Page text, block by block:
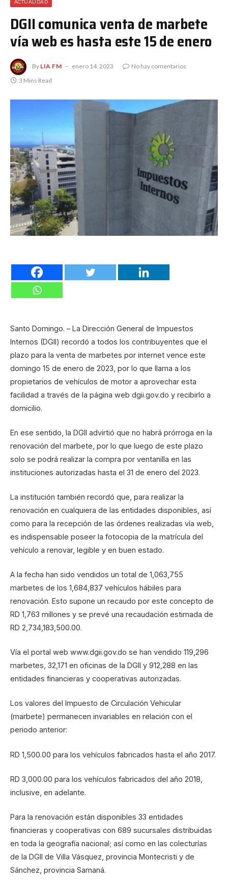
ACTUALIDAD
DGII comunica venta de marbete
vía web es hasta este 15 de enero
By LIA FM enero 14, 2023
No hay comentarios
3 Mins Read
Santo Domingo. – La Dirección General de Impuestos
Internos (DGII) recordó a todos los contribuyentes que el
plazo para la venta de marbetes por internet vence este
domingo 15 de enero de 2023, por lo que llama a los
propietarios de vehículos de motor a aprovechar esta
facilidad a través de la página web dgii.gov.do y recibirlo a
domicilio.
En ese sentido, la DGII advirtió que no habrá prórroga en la
renovación del marbete, por lo que luego de este plazo
solo se podrá realizar la compra por ventanilla en las
instituciones autorizadas hasta el 31 de enero del 2023.
La institución también recordó que, para realizar la
renovación en cualquiera de las entidades disponibles, así
como para la recepción de las órdenes realizadas vía web,
es indispensable poseer la fotocopia de la matrícula del
vehículo a renovar, legible y en buen estado.
A la fecha han sido vendidos un total de 1,063,755
marbetes de los 1,684,837 vehículos hábiles para
renovación. Esto supone un recaudo por este concepto de
RD 1,763 millones y se prevé una recaudación estimada de
RD 2,734,183,500.00.
Vía el portal web www.dgii.gov.do se han vendido 119,296
marbetes, 32,171 en oficinas de la DGII y 912,288 en las
entidades financieras y cooperativas autorizadas.
Los valores del Impuesto de Circulación Vehicular
(marbete) permanecen invariables en relación con el
periodo anterior:
RD 1,500.00 para los vehículos fabricados hasta el año 2017.
RD 3,000.00 para los vehículos fabricados del año 2018,
inclusive, en adelante.
Para la renovación están disponibles 33 entidades
financieras y cooperativas con 689 sucursales distribuidas
en toda la geografía nacional; así como en las colecturías
de la DGII de Villa Vásquez, provincia Montecristi y de
Sánchez, provincia Samaná.